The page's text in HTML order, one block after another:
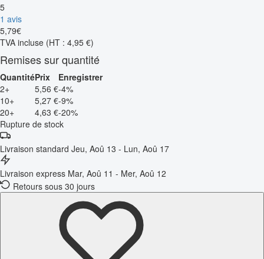
5
1 avis
5,79€
TVA incluse (HT : 4,95 €)
Remises sur quantité
QuantitéPrix
Enregistrer
2+
5,56 €-4%
10+
5,27 €-9%
20+
4,63 €-20%
Rupture de stock
Livraison standard Jeu, Aoû 13 - Lun, Aoû 17
Livraison express Mar, Aoû 11 - Mer, Aoû 12
Retours sous 30 jours